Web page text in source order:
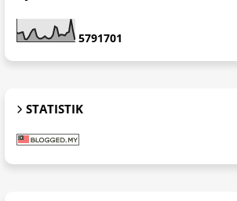
5791701
STATISTIK